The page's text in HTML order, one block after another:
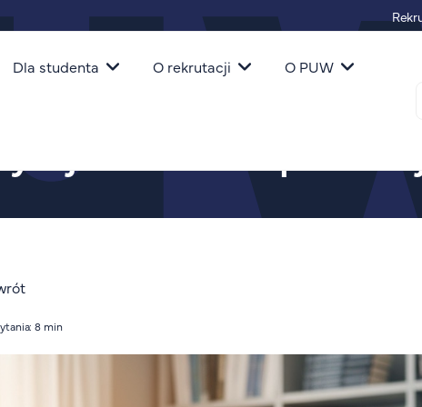
Dla studenta O rekrutacji O PUW
– jak uczelnie
8 min